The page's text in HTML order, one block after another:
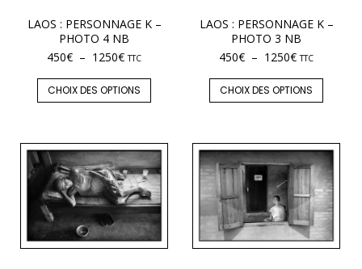
LAOS : PERSONNAGE K –
PHOTO 4 NB
450€ – 1250€ TTC
CHOIX DES OPTIONS
LAOS : PERSONNAGE K –
PHOTO 3 NB
450€ – 1250€ TTC
CHOIX DES OPTIONS